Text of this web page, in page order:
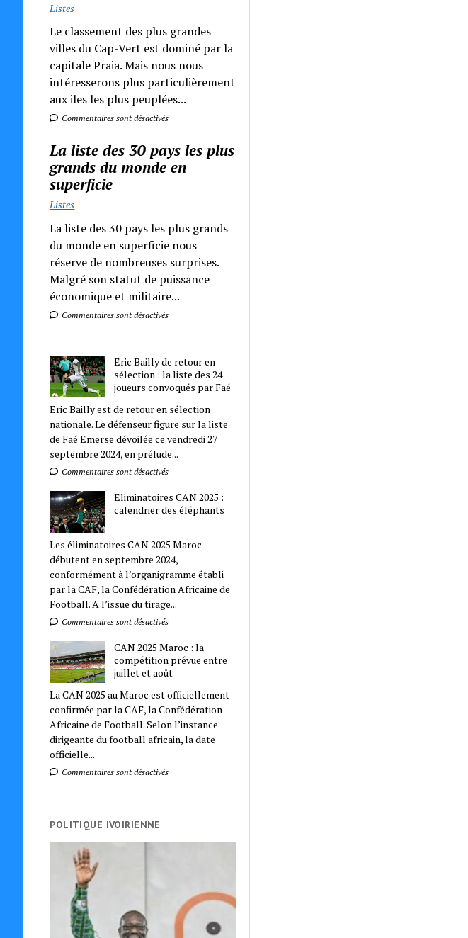
Listes
Le classement des plus grandes
villes du Cap-Vert est dominé par la
capitale Praia. Mais nous nous
intéresserons plus particulièrement
aux iles les plus peuplées...
Commentaires sont désactivés
La liste des 30 pays les plus
grands du monde en
superficie
Listes
La liste des 30 pays les plus grands
du monde en superficie nous
réserve de nombreuses surprises.
Malgré son statut de puissance
économique et militaire...
Commentaires sont désactivés
Eric Bailly de retour en
sélection : la liste des 24
joueurs convoqués par Faé
Eric Bailly est de retour en sélection
nationale. Le défenseur figure sur la liste
de Faé Emerse dévoilée ce vendredi 27
septembre 2024, en prélude...
Commentaires sont désactivés
Eliminatoires CAN 2025 :
calendrier des éléphants
Les éliminatoires CAN 2025 Maroc
débutent en septembre 2024,
conformément à l’organigramme établi
par la CAF, la Confédération Africaine de
Football. A l’issue du tirage...
Commentaires sont désactivés
CAN 2025 Maroc : la
compétition prévue entre
juillet et août
La CAN 2025 au Maroc est officiellement
confirmée par la CAF, la Confédération
Africaine de Football. Selon l’instance
dirigeante du football africain, la date
officielle...
Commentaires sont désactivés
POLITIQUE IVOIRIENNE